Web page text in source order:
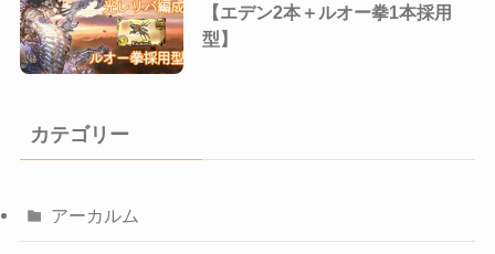
【エデン2本＋ルオー拳1本採用
型】
カテゴリー
アーカルム